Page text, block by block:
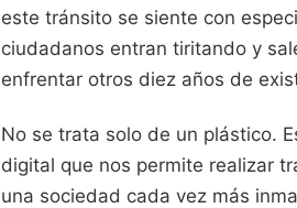
este tránsito se siente con
ciudadanos entran tiritando y
enfrentar otros diez años de
No se trata solo de un plástico.
digital que nos permite realizar
una sociedad cada vez más